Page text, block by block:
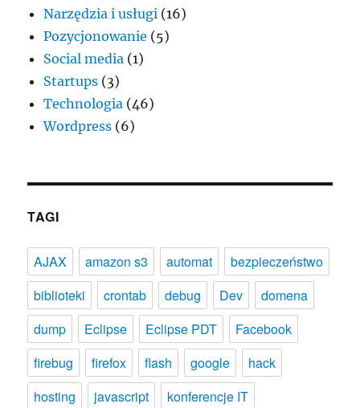
Narzędzia i usługi (16)
Pozycjonowanie (5)
Social media (1)
Startups (3)
Technologia (46)
Wordpress (6)
TAGI
AJAX amazon s3 automat
bezpieczeństwo
biblioteki
crontab debug Dev
domena
dump
Eclipse Eclipse PDT
Facebook
firebug
firefox flash google
hack
hosting
javascript
konferencje IT